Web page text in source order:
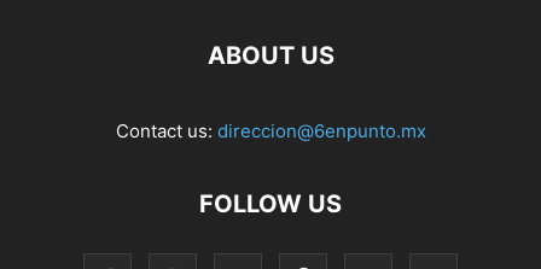
ABOUT US
Contact us: direccion@6enpunto.mx
FOLLOW US